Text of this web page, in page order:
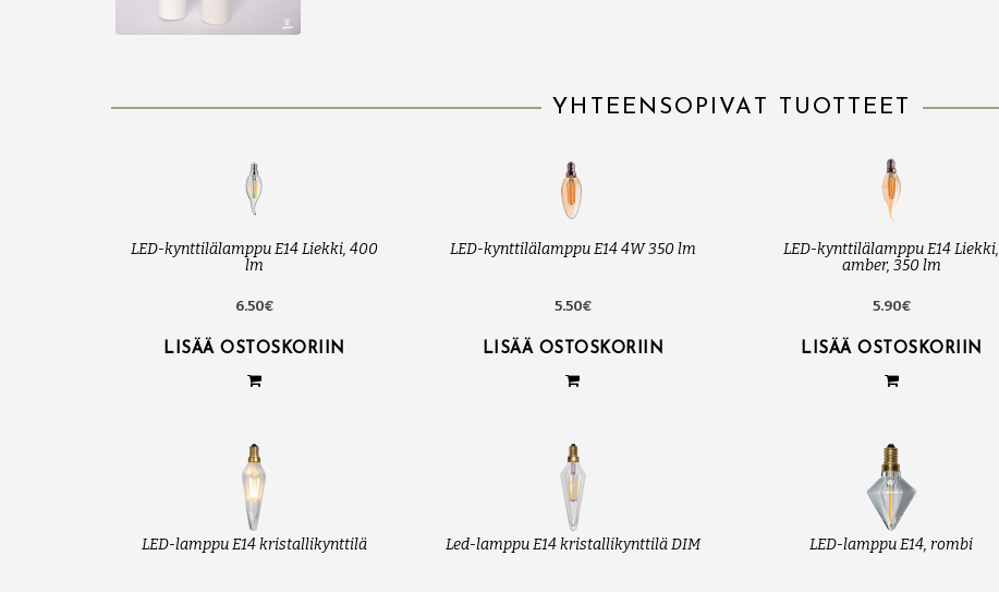
YHTEENSOPIVAT TUOTTEET
LED-kynttilälamppu E14 Liekki, 400
lm
6.50€
LISÄÄ OSTOSKORIIN
LED-kynttilälamppu E14 4W 350 lm
5.50€
LISÄÄ OSTOSKORIIN
LED-kynttilälamppu E14 Liekki,
amber, 350 lm
5.90€
LISÄÄ OSTOSKORIIN
LED-lamppu E14 kristallikynttilä Led-lamppu E14 kristallikynttilä DIM LED-lamppu E14, rombi